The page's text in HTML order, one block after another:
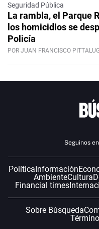
Seguridad Pública
La rambla, el Parque
los homicidios se
Policía
POR JUAN FRANCISCO
Seguinos
PolíticaInformación
AmbienteCultura
Financial times
Sobre Búsqueda